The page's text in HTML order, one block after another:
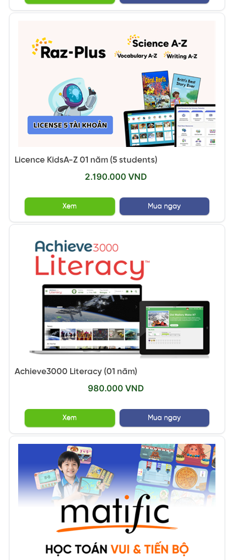
Licence KidsA-Z 01 năm (5 students)
2.190.000 VND
Xem Mua ngay
Achieve3000 Literacy (01 năm)
980.000 VND
Xem Mua ngay